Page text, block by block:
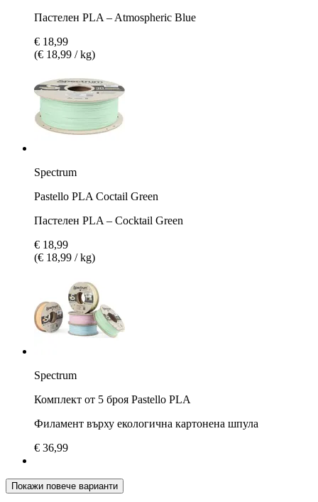
Пастелен PLA – Atmospheric Blue
€ 18,99
(€ 18,99 / kg)
Spectrum
Pastello PLA Coctail Green
Пастелен PLA – Cocktail Green
€ 18,99
(€ 18,99 / kg)
Spectrum
Комплект от 5 броя Pastello PLA
Филамент върху екологична картонена шпула
€ 36,99
Покажи повече варианти